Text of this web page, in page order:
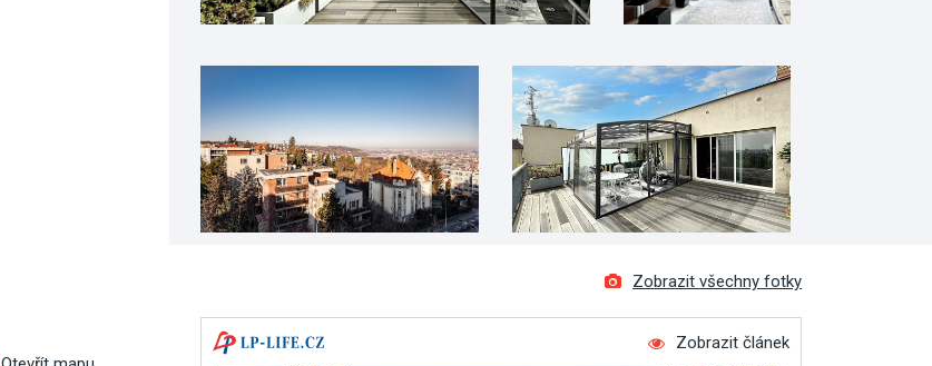
Zobrazit všechny fotky
Zobrazit článek